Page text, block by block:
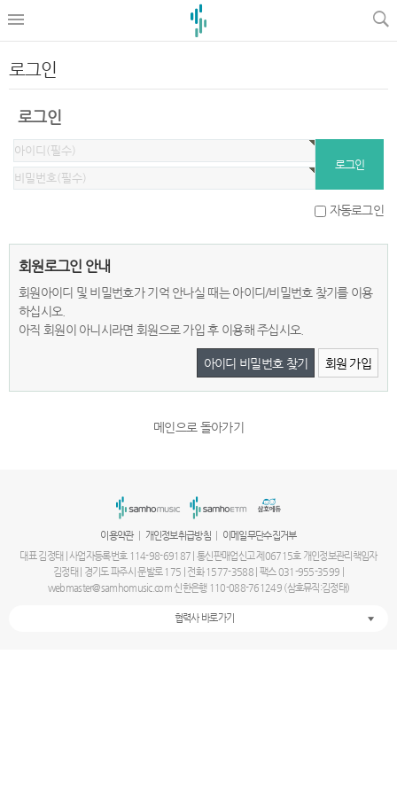
로그인
로그인
자동로그인
회원로그인 안내
회원아이디 및 비밀번호가 기억 안나실 때는 아이디/비밀번호 찾기를 이용
하십시오.
아직 회원이 아니시라면 회원으로 가입 후 이용해 주십시오.
아이디 비밀번호 찾기 회원 가입
메인으로 돌아가기
이용약관 개인정보취급방침
이메일무단수집거부
대표 김정태 | 사업자등록번호 114-98-69187 | 통신판매업신고 제06715호 개인정보관리책임자
김정태 | 경기도 파주시 문발로 175 | 전화 1577-3588 | 팩스 031-955-3599 |
webmaster@samhomusic.com 신한은행 110-088-761249 (삼호뮤직:김정태)
협력사 바로가기